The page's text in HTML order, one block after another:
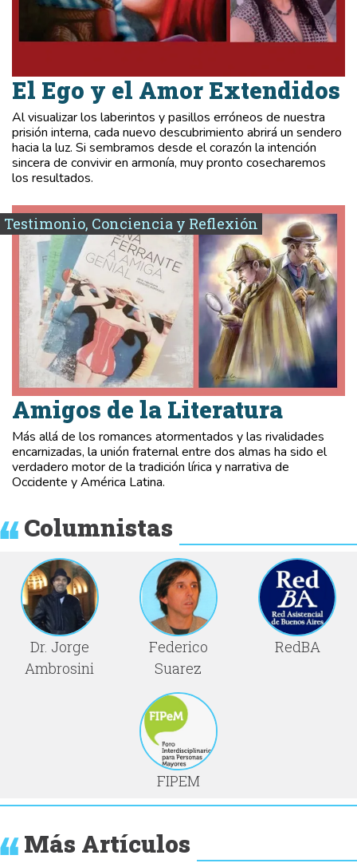
El Ego y el Amor Extendidos
Al visualizar los laberintos y pasillos erróneos de nuestra
prisión interna, cada nuevo descubrimiento abrirá un sendero
hacia la luz. Si sembramos desde el corazón la intención
sincera de convivir en armonía, muy pronto cosecharemos
los resultados.
Testimonio, Conciencia y Reflexión
Amigos de la Literatura
Más allá de los romances atormentados y las rivalidades
encarnizadas, la unión fraternal entre dos almas ha sido el
verdadero motor de la tradición lírica y narrativa de
Occidente y América Latina.
Columnistas
Dr. Jorge
Ambrosini
Federico
Suarez
RedBA
FIPEM
Más Artículos